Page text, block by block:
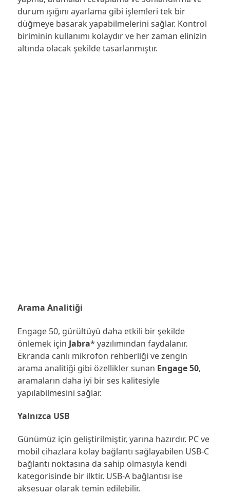
durum ışığını ayarlama gibi işlemleri tek bir
düğmeye basarak yapabilmelerini sağlar. Kontrol
biriminin kullanımı kolaydır ve her zaman elinizin
altında olacak şekilde tasarlanmıştır.
Arama Analitiği
Engage 50, gürültüyü daha etkili bir şekilde
önlemek için Jabra* yazılımından faydalanır.
Ekranda canlı mikrofon rehberliği ve zengin
arama analitiği gibi özellikler sunan Engage 50,
aramaların daha iyi bir ses kalitesiyle
yapılabilmesini sağlar.
Yalnızca USB
Günümüz için geliştirilmiştir, yarına hazırdır. PC ve
mobil cihazlara kolay bağlantı sağlayabilen USB-C
bağlantı noktasına da sahip olmasıyla kendi
kategorisinde bir ilktir. USB-A bağlantısı ise
aksesuar olarak temin edilebilir.